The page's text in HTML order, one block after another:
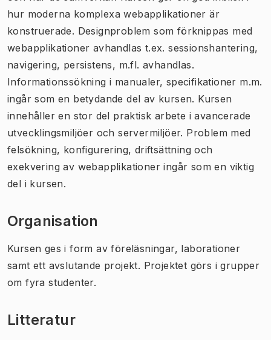
hur moderna komplexa webapplikationer är
konstruerade. Designproblem som förknippas med
webapplikationer avhandlas t.ex. sessionshantering,
navigering, persistens, m.fl. avhandlas.
Informationssökning i manualer, specifikationer m.m.
ingår som en betydande del av kursen. Kursen
innehåller en stor del praktisk arbete i avancerade
utvecklingsmiljöer och servermiljöer. Problem med
felsökning, konfigurering, driftsättning och
exekvering av webapplikationer ingår som en viktig
del i kursen.
Organisation
Kursen ges i form av föreläsningar, laborationer
samt ett avslutande projekt. Projektet görs i grupper
om fyra studenter.
Litteratur